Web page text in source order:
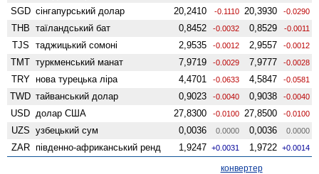
SGD сінгапурський долар 20,2410 -0.1110 20,3930 -0.0290
THB таїландський бат 0,8452 -0.0032 0,8529 -0.0011
TJS таджицький сомоні 2,9535 -0.0012 2,9557 -0.0012
TMT туркменський манат 7,9719 -0.0029 7,9777 -0.0028
TRY нова турецька ліра 4,4701 -0.0633 4,5847 -0.0581
TWD тайванський долар 0,9023 -0.0040 0,9038 -0.0040
USD долар США 27,8300 -0.0100 27,8500 -0.0100
UZS узбецький сум 0,0036 0.0000 0,0036 0.0000
ZAR південно-африканський ренд 1,9247 +0.0031 1,9722 +0.0014
конвертер